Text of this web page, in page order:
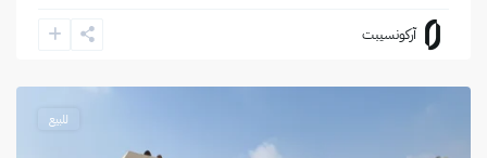
آركونسيبت
حي
العقربية,
للبيع